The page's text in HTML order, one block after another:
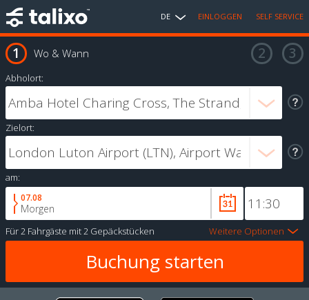
DE EINLOGGEN SELF SERVICE
Wo & Wann
Abholort:
Zielort:
am:
07.08
Morgen
Für2 Fahrgäste mit2 Gepäckstücken Weitere Optionen